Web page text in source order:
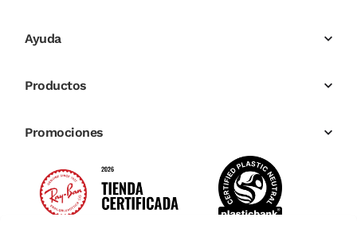
Ayuda
Productos
Promociones